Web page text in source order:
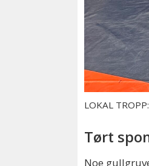
LOKAL
Tørt
Noe